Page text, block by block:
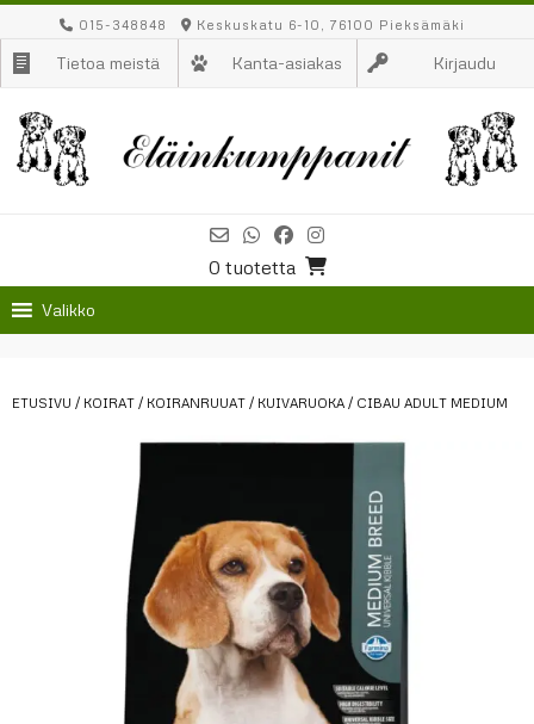
to
content
015-348848 Keskuskatu 6-10, 76100 Pieksämäki
Tietoa meistä Kanta-asiakas Kirjaudu
0 tuotetta
Valikko
ETUSIVU / KOIRAT / KOIRANRUUAT / KUIVARUOKA / CIBAU ADULT MEDIUM